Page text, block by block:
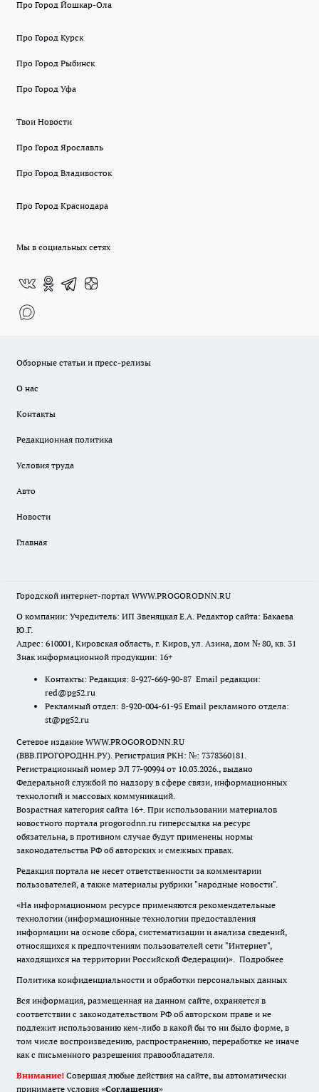
Про Город Йошкар-Ола
Про Город Курск
Про Город Рыбинск
Про Город Уфа
Твои Новости
Про Город Ярославль
Про Город Владивосток
Про Город Краснодара
Мы в социальных сетях
Обзорные статьи и пресс-релизы
О нас
Контакты
Редакционная политика
Условия труда
Авто
Новости
Главная
Городской интернет-портал WWW.PROGORODNN.RU
О компании: Учредитель: ИП Звеняцкая Е.А. Редактор сайта: Бакаева
Ю.Г.
Адрес: 610001, Кировская область, г. Киров, ул. Азина, дом № 80, кв. 31
Знак информационной продукции: 16+
Контакты: Редакция: 8-927-669-90-87 Email редакции:
red@pg52.ru
Рекламный отдел: 8-920-004-61-95 Email рекламного отдела:
st@pg52.ru
Сетевое издание WWW.PROGORODNN.RU
(ВВВ.ПРОГОРОДНН.РУ). Регистрация РКН: №: 7378360181.
Регистрационный номер ЭЛ 77-90994 от 10.03.2026., выдано
Федеральной службой по надзору в сфере связи, информационных
технологий и массовых коммуникаций.
Возрастная категория сайта 16+. При использовании материалов
новостного портала progorodnn.ru гиперссылка на ресурс
обязательна, в противном случае будут применены нормы
законодательства РФ об авторских и смежных правах.
Редакция портала не несет ответственности за комментарии
пользователей, а также материалы рубрики "народные новости".
«На информационном ресурсе применяются рекомендательные
технологии (информационные технологии предоставления
информации на основе сбора, систематизации и анализа сведений,
относящихся к предпочтениям пользователей сети "Интернет",
находящихся на территории Российской Федерации)». Подробнее
Политика конфиденциальности и обработки персональных данных
Вся информация, размещенная на данном сайте, охраняется в
соответствии с законодательством РФ об авторском праве и не
подлежит использованию кем-либо в какой бы то ни было форме, в
том числе воспроизведению, распространению, переработке не иначе
как с письменного разрешения правообладателя.
Внимание! Совершая любые действия на сайте, вы автоматически
принимаете условия «Cоглашения»